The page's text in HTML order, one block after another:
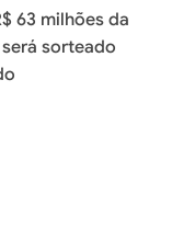
63 milhões da
sorteado